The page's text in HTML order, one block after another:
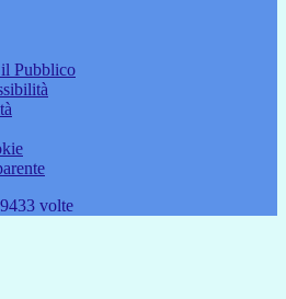
Pubblico
volte